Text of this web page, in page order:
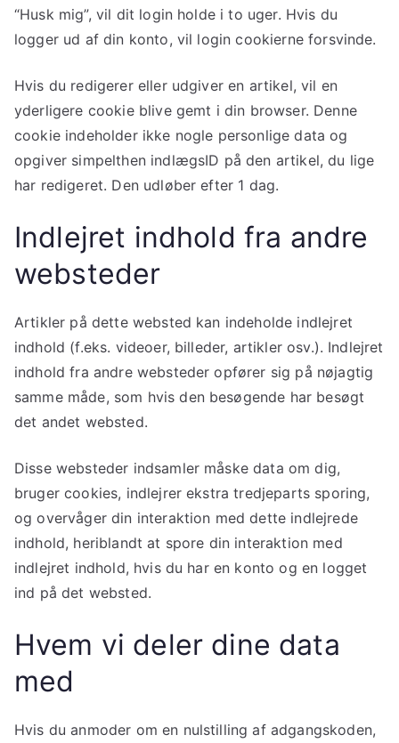
“Husk mig”, vil dit login holde i to uger. Hvis du
logger ud af din konto, vil login cookierne forsvinde.
Hvis du redigerer eller udgiver en artikel, vil en
yderligere cookie blive gemt i din browser. Denne
cookie indeholder ikke nogle personlige data og
opgiver simpelthen indlægsID på den artikel, du lige
har redigeret. Den udløber efter 1 dag.
Indlejret indhold fra andre
websteder
Artikler på dette websted kan indeholde indlejret
indhold (f.eks. videoer, billeder, artikler osv.). Indlejret
indhold fra andre websteder opfører sig på nøjagtig
samme måde, som hvis den besøgende har besøgt
det andet websted.
Disse websteder indsamler måske data om dig,
bruger cookies, indlejrer ekstra tredjeparts sporing,
og overvåger din interaktion med dette indlejrede
indhold, heriblandt at spore din interaktion med
indlejret indhold, hvis du har en konto og en logget
ind på det websted.
Hvem vi deler dine data
med
Hvis du anmoder om en nulstilling af adgangskoden,